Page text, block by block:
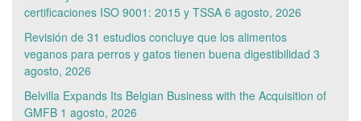
certificaciones ISO 9001: 2015 y TSSA 6 agosto, 2026
Revisión de 31 estudios concluye que los alimentos
veganos para perros y gatos tienen buena digestibilidad 3
agosto, 2026
Belvilla Expands Its Belgian Business with the Acquisition of
GMFB 1 agosto, 2026